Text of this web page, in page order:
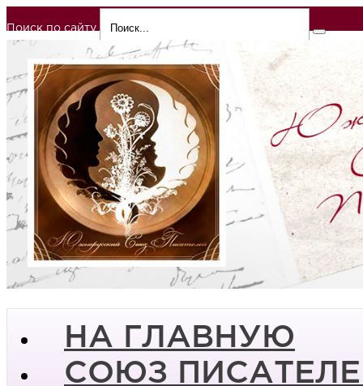
Поиск по сайту
НА ГЛАВНУЮ
СОЮЗ